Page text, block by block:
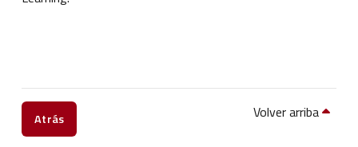
Atrás Volver arriba